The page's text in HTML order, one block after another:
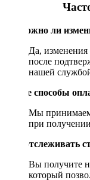
Возможно ли
Да,
после
нашей
Какие способы
Мы принимаем
при
Как отслеживать
Вы получите
который